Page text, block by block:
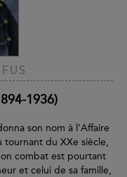
1936)
son nom à l’Affaire
tournant du XXe siècle,
combat est pourtant
et celui de sa famille,